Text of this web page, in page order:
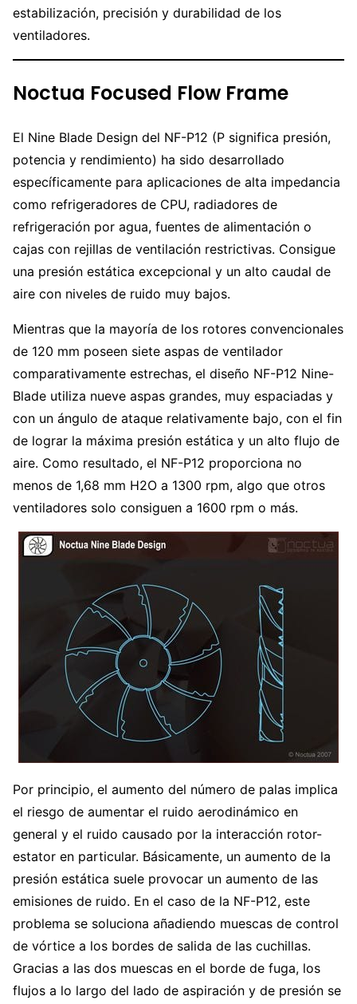
estabilización, precisión y durabilidad de los
ventiladores.
Noctua Focused Flow Frame
El Nine Blade Design del NF-P12 (P significa presión,
potencia y rendimiento) ha sido desarrollado
específicamente para aplicaciones de alta impedancia
como refrigeradores de CPU, radiadores de
refrigeración por agua, fuentes de alimentación o
cajas con rejillas de ventilación restrictivas. Consigue
una presión estática excepcional y un alto caudal de
aire con niveles de ruido muy bajos.
Mientras que la mayoría de los rotores convencionales
de 120 mm poseen siete aspas de ventilador
comparativamente estrechas, el diseño NF-P12 Nine-
Blade utiliza nueve aspas grandes, muy espaciadas y
con un ángulo de ataque relativamente bajo, con el fin
de lograr la máxima presión estática y un alto flujo de
aire. Como resultado, el NF-P12 proporciona no
menos de 1,68 mm H2O a 1300 rpm, algo que otros
ventiladores solo consiguen a 1600 rpm o más.
Por principio, el aumento del número de palas implica
el riesgo de aumentar el ruido aerodinámico en
general y el ruido causado por la interacción rotor-
estator en particular. Básicamente, un aumento de la
presión estática suele provocar un aumento de las
emisiones de ruido. En el caso de la NF-P12, este
problema se soluciona añadiendo muescas de control
de vórtice a los bordes de salida de las cuchillas.
Gracias a las dos muescas en el borde de fuga, los
flujos a lo largo del lado de aspiración y de presión se